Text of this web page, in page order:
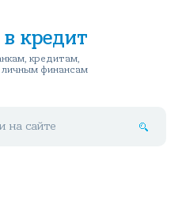
в кредит
кредитам,
финансам